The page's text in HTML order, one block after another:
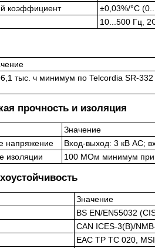
коэффициент
±0,03%/°C
10...500 Гц,
тыс. ч минимум по Telcordia SR-
прочность и изоляция
Значение
напряжение
Вход-выход: 3 кВ AC;
изоляции
100 МОм минимум при
Значение
BS EN/EN55032
CAN ICES-3(B)/
EAC TP TC 020,